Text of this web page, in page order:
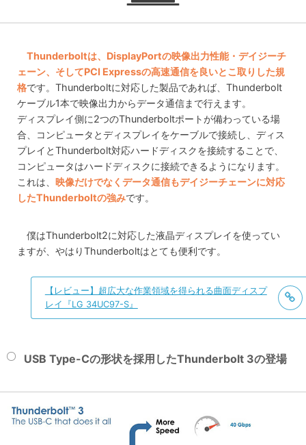
Thunderboltは、DisplayPortの映像出力性能・デイジーチ
ェーン、そしてPCI Expressの高速通信を良いとこ取りした規
格です。Thunderboltに対応した製品であれば、Thunderbolt
ケーブル1本で映像出力からデータ通信まで行えます。
ディスプレイ側に2つのThunderboltポートが備わっている場
合、コンピュータとディスプレイをケーブルで接続し、ディス
プレイとThunderbolt対応ハードディスクを接続することで、
コンピュータはハードディスクに接続できるようになります。
これは、 映像だけでなくデータ通信もデイジーチェーンに対応
したThunderboltの強みです。
僕はThunderbolt2に対応した液晶ディスプレイを使ってい
ますが、やはりThunderboltはとても便利です。
【レビュー】超広大な作業領域を得られる曲面ディスプ
レイ『LG 34UC97-S』
USB Type-Cの形状を採用したThunderbolt 3の登場